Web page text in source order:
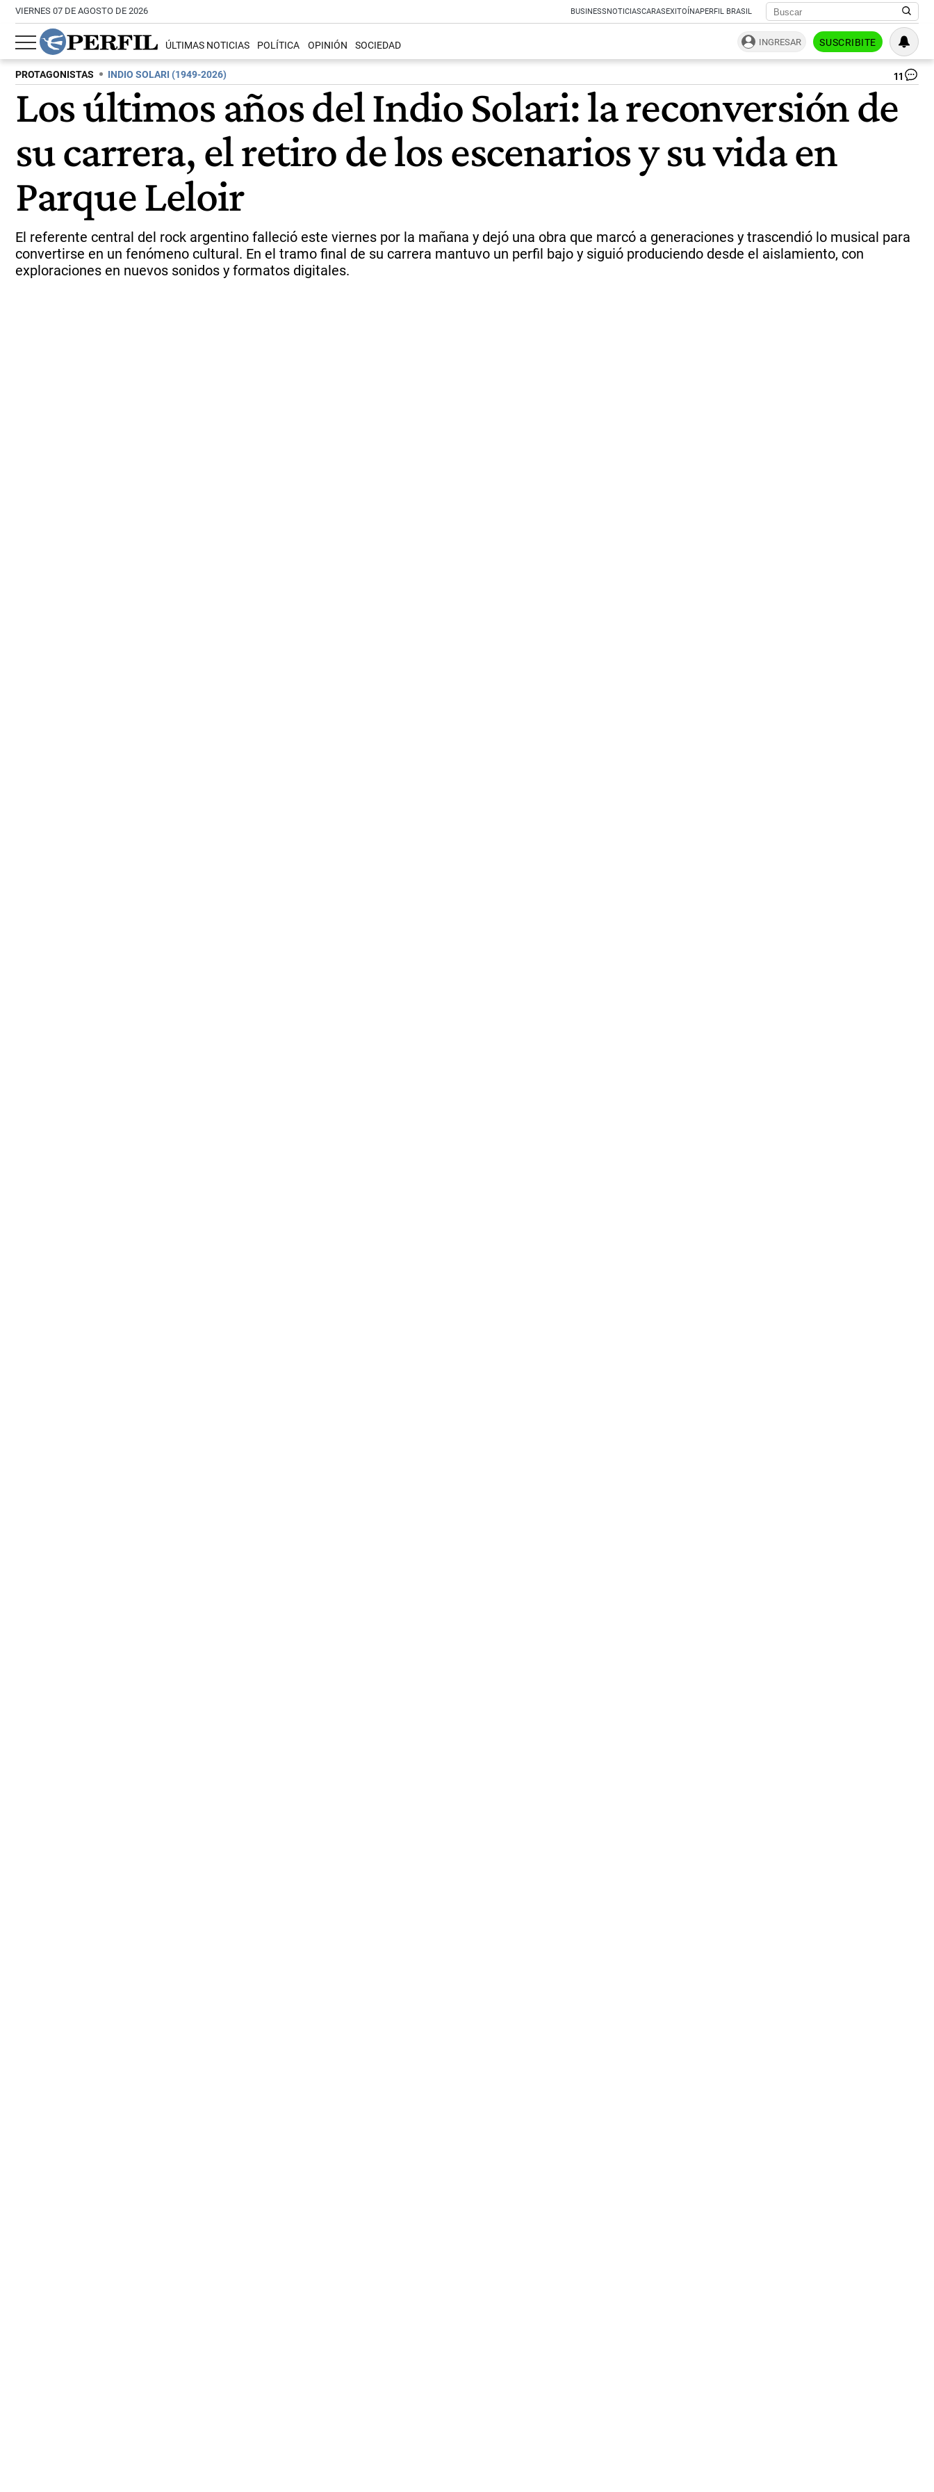
VIERNES 07 DE AGOSTO DE 2026 BUSINESSNOTICIASCARASEXITOÍNAPERFIL BRASIL
ÚLTIMAS NOTICIAS POLÍTICA OPINIÓN SOCIEDAD INGRESAR SUSCRIBITE
PROTAGONISTAS INDIO SOLARI (1949-2026) 11
Los últimos años del Indio Solari: la reconversión de
su carrera, el retiro de los escenarios y su vida en
Parque Leloir
El referente central del rock argentino falleció este viernes por la mañana y dejó una obra que marcó a generaciones y trascendió lo musical para
convertirse en un fenómeno cultural. En el tramo final de su carrera mantuvo un perfil bajo y siguió produciendo desde el aislamiento, con
exploraciones en nuevos sonidos y formatos digitales.